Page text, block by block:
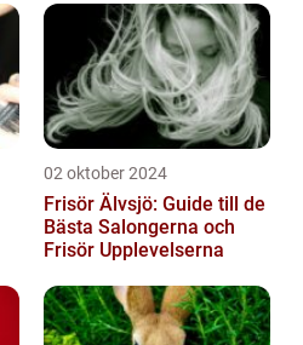
02 oktober 2024
Frisör Älvsjö: Guide till de
Bästa Salongerna och
Frisör Upplevelserna